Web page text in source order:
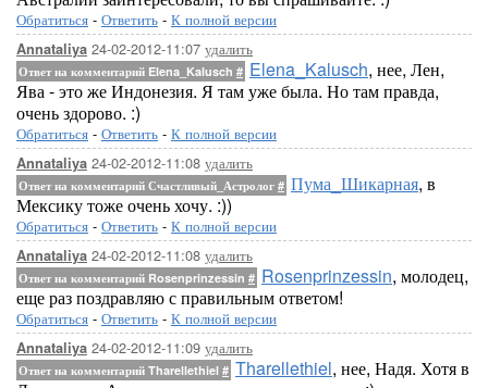
Обратиться - Ответить - К полной версии
Annataliya 24-02-2012-11:07 удалить
Ответ на комментарий Elena_Kalusch # Elena_Kalusch, нее, Лен,
Ява - это же Индонезия. Я там уже была. Но там правда,
очень здорово. :)
Обратиться - Ответить - К полной версии
Annataliya 24-02-2012-11:08 удалить
Ответ на комментарий Счастливый_Астролог # Пума_Шикарная, в
Мексику тоже очень хочу. :))
Обратиться - Ответить - К полной версии
Annataliya 24-02-2012-11:08 удалить
Ответ на комментарий Rosenprinzessin # Rosenprinzessin, молодец,
еще раз поздравляю с правильным ответом!
Обратиться - Ответить - К полной версии
Annataliya 24-02-2012-11:09 удалить
Ответ на комментарий Tharellethiel # Tharellethiel, нее, Надя. Хотя в